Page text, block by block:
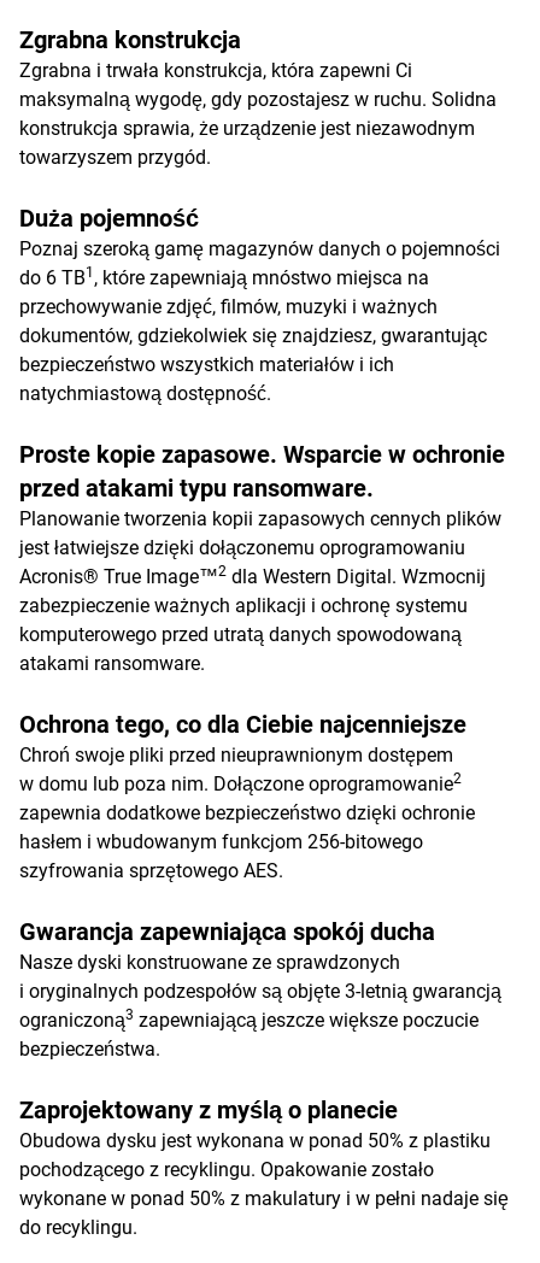
Zgrabna konstrukcja
Zgrabna i trwała konstrukcja, która zapewni Ci
maksymalną wygodę, gdy pozostajesz w ruchu. Solidna
konstrukcja sprawia, że urządzenie jest niezawodnym
towarzyszem przygód.
Duża pojemność
Poznaj szeroką gamę magazynów danych o pojemności
do 6 TB1 , które zapewniają mnóstwo miejsca na
przechowywanie zdjęć, filmów, muzyki i ważnych
dokumentów, gdziekolwiek się znajdziesz, gwarantując
bezpieczeństwo wszystkich materiałów i ich
natychmiastową dostępność.
Proste kopie zapasowe. Wsparcie w ochronie
przed atakami typu ransomware.
Planowanie tworzenia kopii zapasowych cennych plików
jest łatwiejsze dzięki dołączonemu oprogramowaniu
Acronis® True Image™2 dla Western Digital. Wzmocnij
zabezpieczenie ważnych aplikacji i ochronę systemu
komputerowego przed utratą danych spowodowaną
atakami ransomware.
Ochrona tego, co dla Ciebie najcenniejsze
Chroń swoje pliki przed nieuprawnionym dostępem
w domu lub poza nim. Dołączone oprogramowanie2
zapewnia dodatkowe bezpieczeństwo dzięki ochronie
hasłem i wbudowanym funkcjom 256-bitowego
szyfrowania sprzętowego AES.
Gwarancja zapewniająca spokój ducha
Nasze dyski konstruowane ze sprawdzonych
i oryginalnych podzespołów są objęte 3-letnią gwarancją
ograniczoną3 zapewniającą jeszcze większe poczucie
bezpieczeństwa.
Zaprojektowany z myślą o planecie
Obudowa dysku jest wykonana w ponad 50% z plastiku
pochodzącego z recyklingu. Opakowanie zostało
wykonane w ponad 50% z makulatury i w pełni nadaje się
do recyklingu.